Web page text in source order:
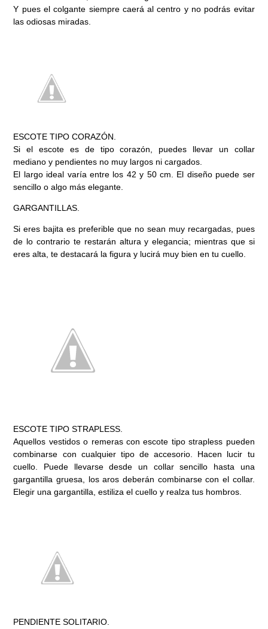
Y pues el colgante siempre caerá al centro y no podrás evitar
las odiosas miradas.
ESCOTE TIPO CORAZÓN.
Si el escote es de tipo corazón, puedes llevar un collar
mediano y pendientes no muy largos ni cargados.
El largo ideal varía entre los 42 y 50 cm. El diseño puede ser
sencillo o algo más elegante.
GARGANTILLAS.
Si eres bajita es preferible que no sean muy recargadas, pues
de lo contrario te restarán altura y elegancia; mientras que si
eres alta, te destacará la figura y lucirá muy bien en tu cuello.
ESCOTE TIPO STRAPLESS.
Aquellos vestidos o remeras con escote tipo strapless pueden
combinarse con cualquier tipo de accesorio. Hacen lucir tu
cuello. Puede llevarse desde un collar sencillo hasta una
gargantilla gruesa, los aros deberán combinarse con el collar.
Elegir una gargantilla, estiliza el cuello y realza tus hombros.
PENDIENTE SOLITARIO.